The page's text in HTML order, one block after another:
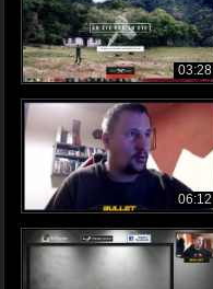
03:28
06:12